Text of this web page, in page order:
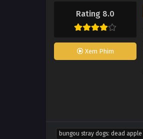
Rating 8.0
Xem Phim
bungou stray dogs: dead apple